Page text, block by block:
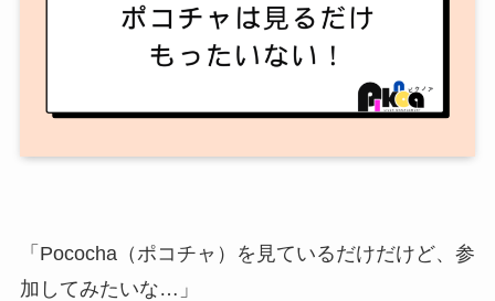
「Pococha（ポコチャ）を見ているだけだけど、参
加してみたいな…」